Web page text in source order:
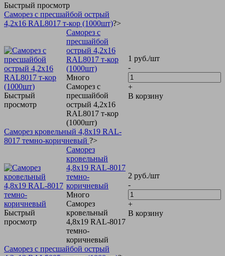
Быстрый просмотр
Саморез с пресшайбой острый
4,2х16 RAL8017 т-кор (1000шт)?>
Быстрый
просмотр
Саморез с
пресшайбой
острый 4,2х16
RAL8017 т-кор
(1000шт)
Много
Саморез с
пресшайбой
острый 4,2х16
RAL8017 т-кор
(1000шт)
1 руб./шт
-
+
В корзину
Саморез кровельный 4,8х19 RAL-
8017 темно-коричневый ?>
Быстрый
просмотр
Саморез
кровельный
4,8х19 RAL-8017
темно-
коричневый
Много
Саморез
кровельный
4,8х19 RAL-8017
темно-
коричневый
2 руб./шт
-
+
В корзину
Саморез с пресшайбой острый